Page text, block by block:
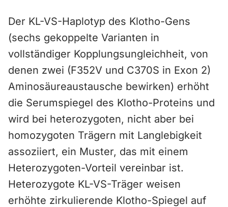
Der KL-VS-Haplotyp des Klotho-Gens
(sechs gekoppelte Varianten in
vollständiger Kopplungsungleichheit, von
denen zwei (F352V und C370S in Exon 2)
Aminosäureaustausche bewirken) erhöht
die Serumspiegel des Klotho-Proteins und
wird bei heterozygoten, nicht aber bei
homozygoten Trägern mit Langlebigkeit
assoziiert, ein Muster, das mit einem
Heterozygoten-Vorteil vereinbar ist.
Heterozygote KL-VS-Träger weisen
erhöhte zirkulierende Klotho-Spiegel auf